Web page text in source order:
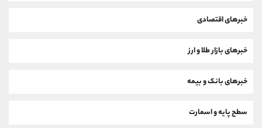
خبرهای اقتصادی
خبرهای بازار طلا و ارز
خبرهای بانک و بیمه
سطح پایه و اسمارت